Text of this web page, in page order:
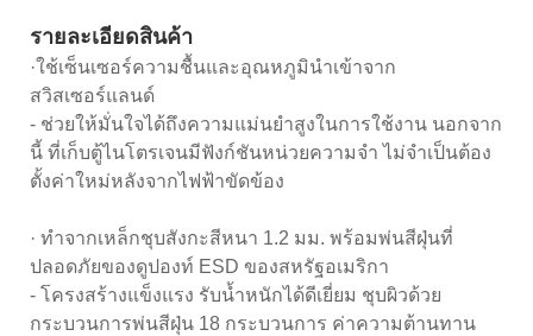
รายละเอียดสินค้า
·ใช้เซ็นเซอร์ความชื้นและอุณหภูมินำเข้าจาก
สวิสเซอร์แลนด์
- ช่วยให้มั่นใจได้ถึงความแม่นยำสูงในการใช้งาน นอกจาก
นี้ ที่เก็บตู้ไนโตรเจนมีฟังก์ชันหน่วยความจำ ไม่จำเป็นต้อง
ตั้งค่าใหม่หลังจากไฟฟ้าขัดข้อง
· ทำจากเหล็กชุบสังกะสีหนา 1.2 มม. พร้อมพ่นสีฝุ่นที่
ปลอดภัยของดูปองท์ ESD ของสหรัฐอเมริกา
- โครงสร้างแข็งแรง รับน้ำหนักได้ดีเยี่ยม ชุบผิวด้วย
กระบวนการพ่นสีฝุ่น 18 กระบวนการ ค่าความต้านทาน